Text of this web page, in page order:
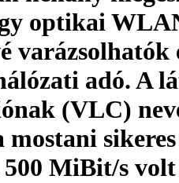
optikai
varázsolhatók
adó. A
(VLC)
mostani
MiBit/s volt